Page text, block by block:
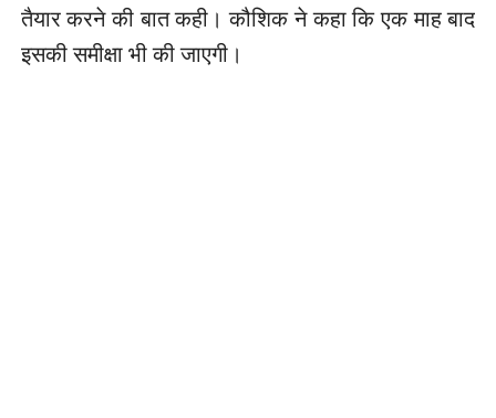
तैयार करने की बात कही। कौशिक ने कहा कि एक माह बाद
इसकी समीक्षा भी की जाएगी।